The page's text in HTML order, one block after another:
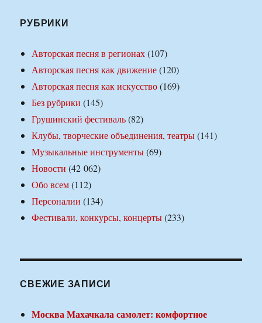
РУБРИКИ
Авторская песня в регионах(107)
Авторская песня как движение(120)
Авторская песня как искусство(169)
Без рубрики (145)
Грушинский фестиваль(82)
Клубы, творческие объединения, театры(141)
Музыкальные инструменты(69)
Новости (42 062)
Обо всем(112)
Персоналии (134)
Фестивали, конкурсы, концерты(233)
СВЕЖИЕ ЗАПИСИ
Москва Махачкала самолет: комфортное